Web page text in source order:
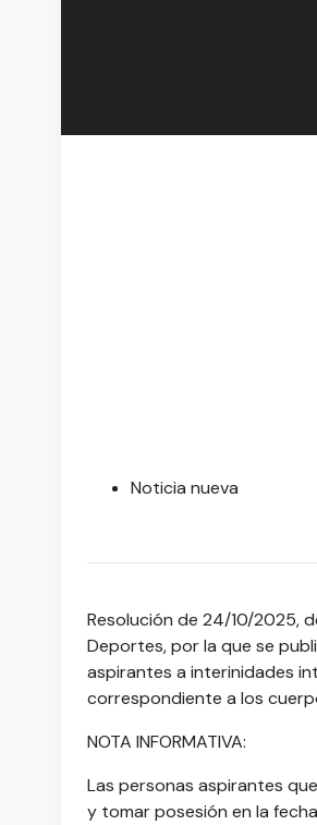
Noticia nueva
Resolución de 24/10/2025,
Deportes, por la que se
aspirantes a interinidades
correspondiente a los
NOTA INFORMATIVA:
Las personas aspirantes
y tomar posesión en la